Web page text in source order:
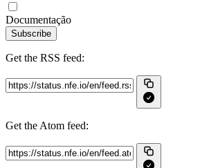
Documentação
Subscribe
Get the RSS feed:
Get the Atom feed: